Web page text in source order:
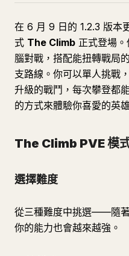
在 6 月 9 日的 1.2.3 版本
式 The Climb 正式登場
腦對戰，搭配能扭轉戰局
支路線。你可以單人挑戰
升級的戰鬥，每次攀登都
的方式來體驗你喜愛的英
The Climb PVE 模
選擇難度
從三種難度中挑選——隨著
你的能力也會越來越強。